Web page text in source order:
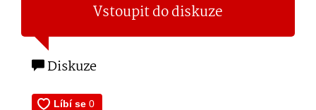
Vstoupit do diskuze
Diskuze